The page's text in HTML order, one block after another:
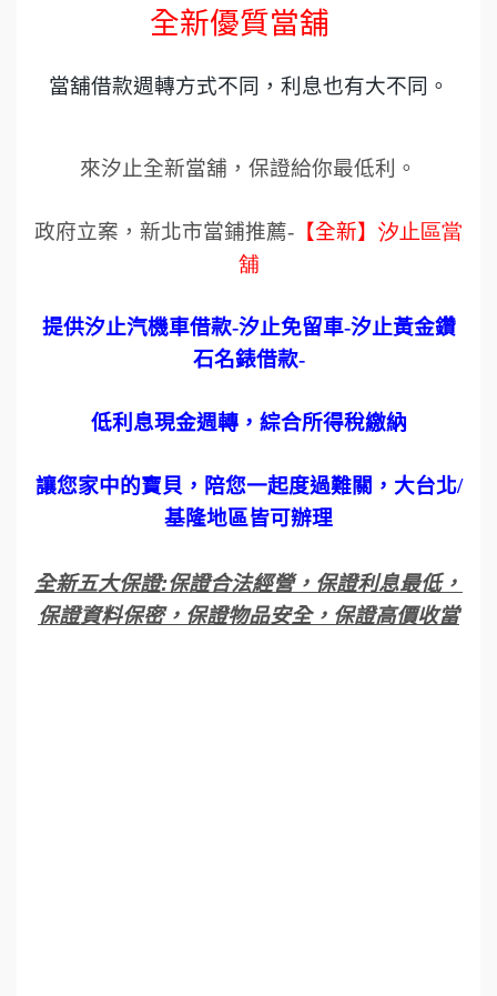
全新優質當舖
當舖借款週轉方式不同，利息也有大不同。
來汐止全新當舖，保證給你最低利。
政府立案，新北市當鋪推薦- 【全新】 汐止區當
舖
提供汐止汽機車借款-汐止免留車-汐止黃金鑽
石名錶借款-
低利息現金週轉，綜合所得稅繳納
讓您家中的寶貝，陪您一起度過難關，大台北/
基隆地區皆可辦理
全新五大保證:保證合法經營，保證利息最低，
保證資料保密，保證物品安全，保證高價收當